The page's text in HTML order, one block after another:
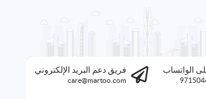
الواتساب فريق دعم البريد الإلكتروني
care@martoo.com